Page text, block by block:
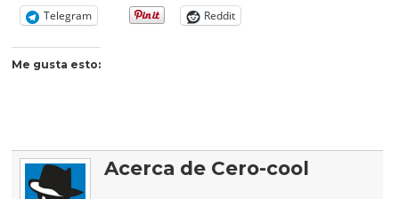
Telegram
Reddit
Me gusta esto:
Acerca de Cero-cool